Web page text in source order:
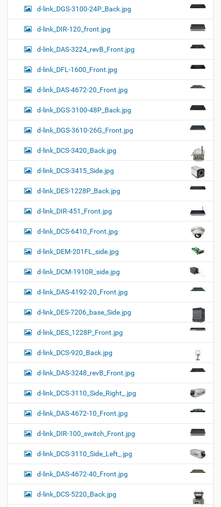
d-link_DGS-3100-24P_Back.jpg
d-link_DIR-120_front.jpg
d-link_DAS-3224_revB_Front.jpg
d-link_DFL-1600_Front.jpg
d-link_DAS-4672-20_Front.jpg
d-link_DGS-3100-48P_Back.jpg
d-link_DGS-3610-26G_Front.jpg
d-link_DCS-3420_Back.jpg
d-link_DCS-3415_Side.jpg
d-link_DES-1228P_Back.jpg
d-link_DIR-451_Front.jpg
d-link_DCS-6410_Front.jpg
d-link_DEM-201FL_side.jpg
d-link_DCM-1910R_side.jpg
d-link_DAS-4192-20_Front.jpg
d-link_DES-7206_base_Side.jpg
d-link_DES_1228P_Front.jpg
d-link_DCS-920_Back.jpg
d-link_DAS-3248_revB_Front.jpg
d-link_DCS-3110_Side_Right_.jpg
d-link_DAS-4672-10_Front.jpg
d-link_DIR-100_switch_Front.jpg
d-link_DCS-3110_Side_Left_.jpg
d-link_DAS-4672-40_Front.jpg
d-link_DCS-5220_Back.jpg